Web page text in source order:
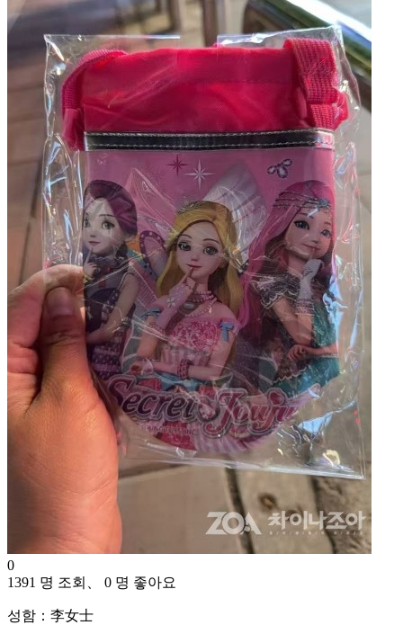
0
1391 명 조회、 0 명 좋아요
성함：李女士